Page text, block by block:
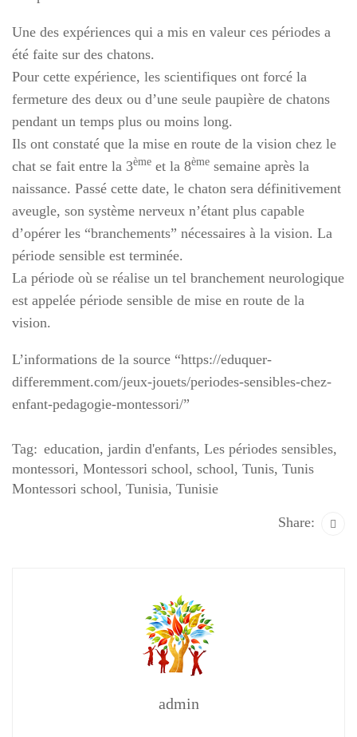
Une des expériences qui a mis en valeur ces périodes a
été faite sur des chatons.
Pour cette expérience, les scientifiques ont forcé la
fermeture des deux ou d’une seule paupière de chatons
pendant un temps plus ou moins long.
Ils ont constaté que la mise en route de la vision chez le
chat se fait entre la 3ème et la 8ème semaine après la
naissance. Passé cette date, le chaton sera définitivement
aveugle, son système nerveux n’étant plus capable
d’opérer les “branchements” nécessaires à la vision. La
période sensible est terminée.
La période où se réalise un tel branchement neurologique
est appelée période sensible de mise en route de la
vision.
L’informations de la source “https://eduquer-
differemment.com/jeux-jouets/periodes-sensibles-chez-
enfant-pedagogie-montessori/”
Tag: education, jardin d'enfants, Les périodes sensibles,
montessori, Montessori school, school, Tunis, Tunis
Montessori school, Tunisia, Tunisie
Share:
admin